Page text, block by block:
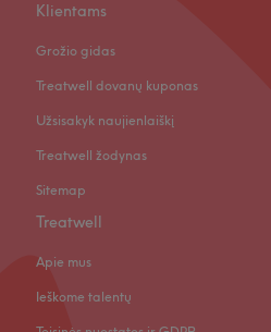
Klientams
Grožio gidas
Treatwell dovanų kuponas
Užsisakyk naujienlaiškį
Treatwell žodynas
Sitemap
Treatwell
Apie mus
Ieškome talentų